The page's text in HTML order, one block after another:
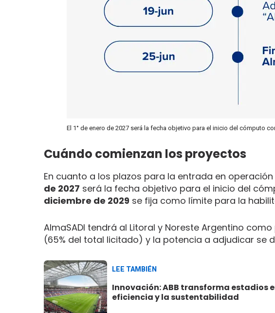
El 1° de enero de 2027 será la fecha objetivo para el inicio del cómputo
Cuándo comienzan los proyectos
En cuanto a los plazos para la entrada en
de 2027 será la fecha objetivo para el inicio del
diciembre de 2029 se fija como límite para la
AlmaSADI tendrá al Litoral y Noreste Argentino
(65% del total licitado) y la potencia a adjudicar se
LEE TAMBIÉN
Innovación: ABB transforma estadios
eficiencia y la sustentabilidad